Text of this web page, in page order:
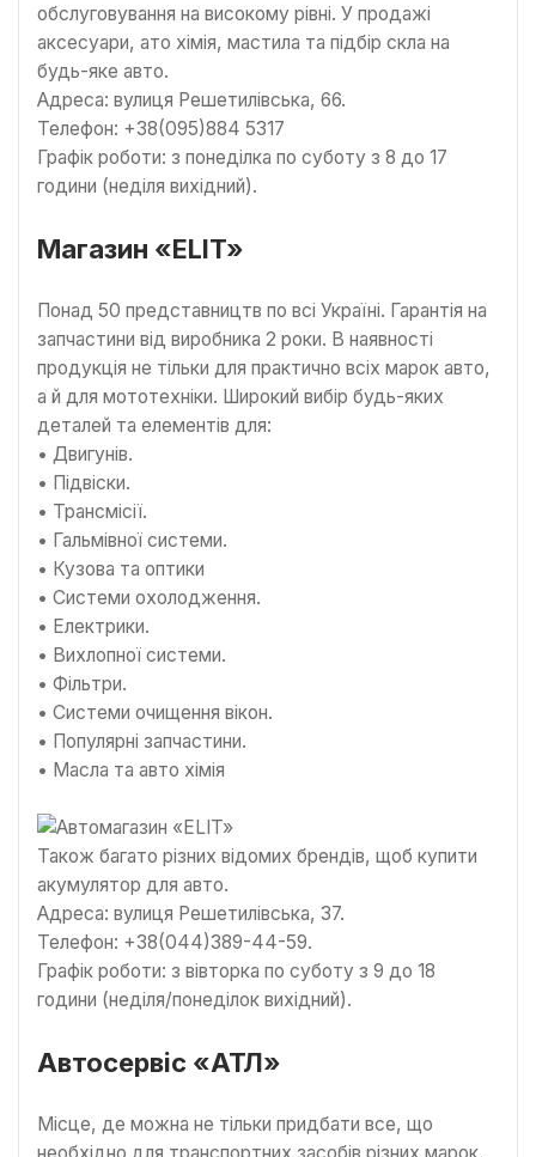
обслуговування на високому рівні. У продажі
аксесуари, ато хімія, мастила та підбір скла на
будь-яке авто.
Адреса: вулиця Решетилівська, 66.
Телефон: +38(095)884 5317
Графік роботи: з понеділка по суботу з 8 до 17
години (неділя вихідний).
Магазин «ELIT»
Понад 50 представництв по всі Україні. Гарантія на
запчастини від виробника 2 роки. В наявності
продукція не тільки для практично всіх марок авто,
а й для мототехніки. Широкий вибір будь-яких
деталей та елементів для:
• Двигунів.
• Підвіски.
• Трансмісії.
• Гальмівної системи.
• Кузова та оптики
• Системи охолодження.
• Електрики.
• Вихлопної системи.
• Фільтри.
• Системи очищення вікон.
• Популярні запчастини.
• Масла та авто хімія
Також багато різних відомих брендів, щоб купити
акумулятор для авто.
Адреса: вулиця Решетилівська, 37.
Телефон: +38(044)389-44-59.
Графік роботи: з вівторка по суботу з 9 до 18
години (неділя/понеділок вихідний).
Автосервіс «АТЛ»
Місце, де можна не тільки придбати все, що